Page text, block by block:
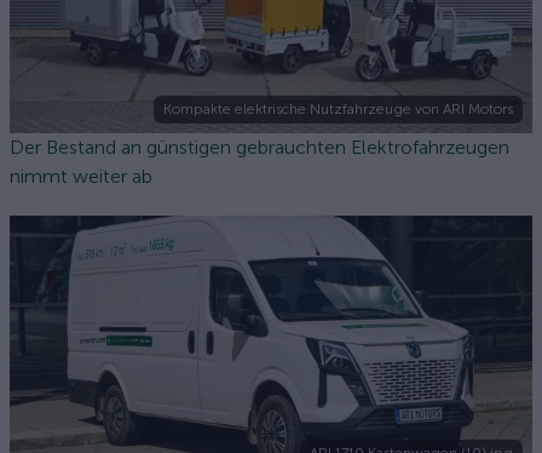
Kompakte elektrische Nutzfahrzeuge von ARI Motors
Der Bestand an günstigen gebrauchten Elektrofahrzeugen
nimmt weiter ab